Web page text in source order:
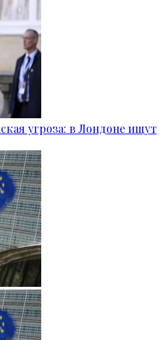
угроза: в Лондоне ищут